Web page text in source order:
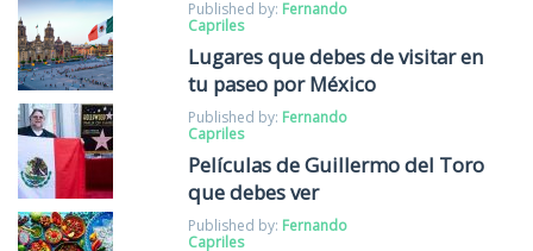
Published by: Fernando
Capriles
Lugares que debes de visitar en
tu paseo por México
Published by: Fernando
Capriles
Películas de Guillermo del Toro
que debes ver
Published by: Fernando
Capriles